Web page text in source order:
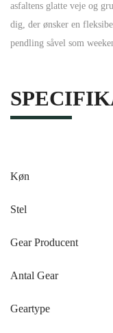
asfaltens glatte veje og
dig, der ønsker en
pendling såvel som
Køn
Stel
Gear Producent
Antal Gear
Geartype